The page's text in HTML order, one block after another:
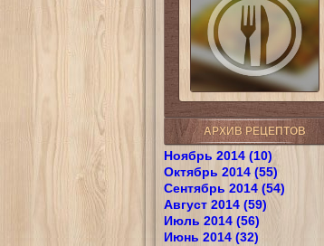
АРХИВ РЕЦЕПТОВ
Ноябрь 2014 (10)
Октябрь 2014 (55)
Сентябрь 2014 (54)
Август 2014 (59)
Июль 2014 (56)
Июнь 2014 (32)